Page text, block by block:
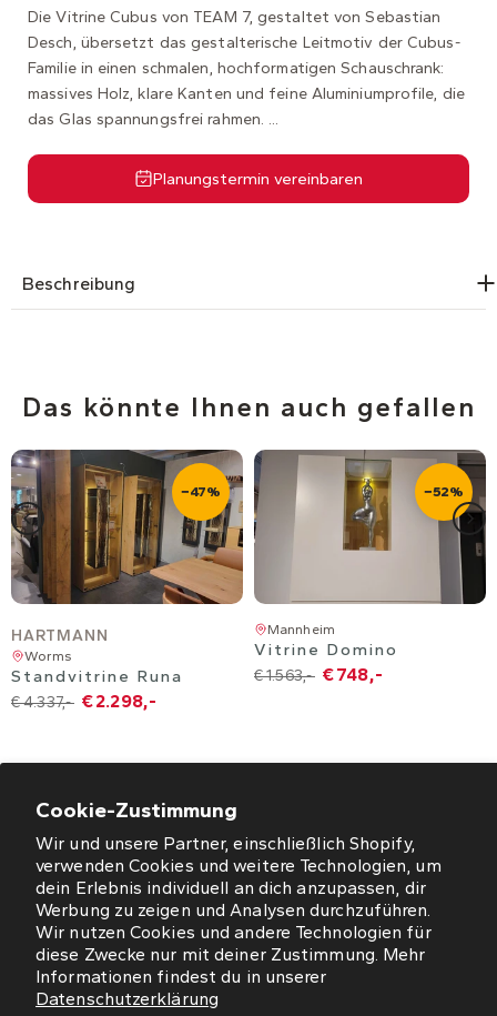
Cookie-Zustimmung
Wir und unsere Partner, einschließlich Shopify,
verwenden Cookies und weitere Technologien, um
dein Erlebnis individuell an dich anzupassen, dir
Werbung zu zeigen und Analysen durchzuführen.
Wir nutzen Cookies und andere Technologien für
diese Zwecke nur mit deiner Zustimmung. Mehr
Informationen findest du in unserer
Datenschutzerklärung
Die Vitrine Cubus von TEAM 7, gestaltet von Sebastian
Desch, übersetzt das gestalterische Leitmotiv der Cubus-
Familie in einen schmalen, hochformatigen Schauschrank:
massives Holz, klare Kanten und feine Aluminiumprofile, die
das Glas spannungsfrei rahmen. ...
Planungstermin vereinbaren
Beschreibung
Das könnte Ihnen auch gefallen
−47%
HARTMANN
Worms
Standvitrine Runa
€ 4.337,- € 2.298,-
−52%
Mannheim
Vitrine Domino
€ 1.563,- € 748,-
ÖFFNUNGSZEITEN
NEWSLETTER
SO FINDEN SIE UNS
WORMS